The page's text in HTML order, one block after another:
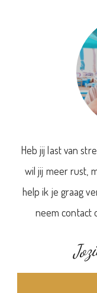
Heb jij last van
wil jij meer rust,
help ik je graag
neem contact